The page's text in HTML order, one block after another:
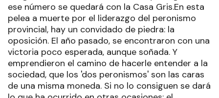
ese número se quedará con la Casa Gris.En esta
pelea a muerte por el liderazgo del peronismo
provincial, hay un convidado de piedra: la
oposición. El año pasado, se encontraron con una
victoria poco esperada, aunque soñada. Y
emprendieron el camino de hacerle entender a la
sociedad, que los 'dos peronismos' son las caras
de una misma moneda. Si no lo consiguen se dará